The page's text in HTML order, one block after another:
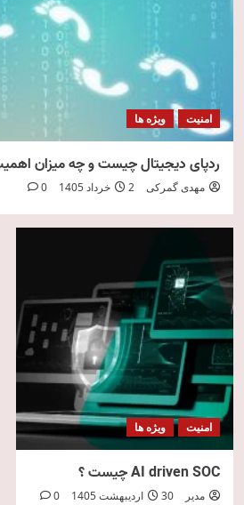
امنیت ویژه ها
ردپای دیجیتال چیست و چه میزان
مهدی گمرکی 2 خرداد 1405 0
امنیت ویژه ها
AI driven SOC چیست ؟
مدیر 30 اردیبهشت 1405 0